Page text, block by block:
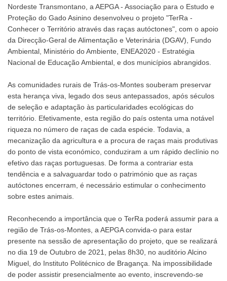
Nordeste Transmontano, a AEPGA - Associação para o Estudo e
Proteção do Gado Asinino desenvolveu o projeto "TerRa -
Conhecer o Território através das raças autóctones", com o apoio
da Direcção-Geral de Alimentação e Veterinária (DGAV), Fundo
Ambiental, Ministério do Ambiente, ENEA2020 - Estratégia
Nacional de Educação Ambiental, e dos municípios abrangidos.
As comunidades rurais de Trás-os-Montes souberam preservar
esta herança viva, legado dos seus antepassados, após séculos
de seleção e adaptação às particularidades ecológicas do
território. Efetivamente, esta região do país ostenta uma notável
riqueza no número de raças de cada espécie. Todavia, a
mecanização da agricultura e a procura de raças mais produtivas
do ponto de vista económico, conduziram a um rápido declínio no
efetivo das raças portuguesas. De forma a contrariar esta
tendência e a salvaguardar todo o património que as raças
autóctones encerram, é necessário estimular o conhecimento
sobre estes animais.
Reconhecendo a importância que o TerRa poderá assumir para a
região de Trás-os-Montes, a AEPGA convida-o para estar
presente na sessão de apresentação do projeto, que se realizará
no dia 19 de Outubro de 2021, pelas 8h30, no auditório Alcino
Miguel, do Instituto Politécnico de Bragança. Na impossibilidade
de poder assistir presencialmente ao evento, inscrevendo-se